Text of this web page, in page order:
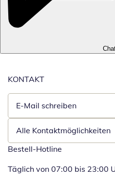
KONTAKT
E-Mail schreiben
Öffnet E-Mail-Client
Alle Kontaktmöglichkeiten
Bestell-Hotline
Täglich von 07:00 bis 23:00